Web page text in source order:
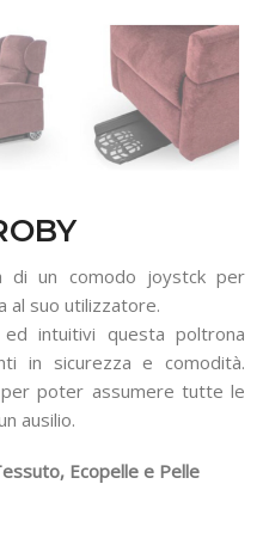
di un comodo joystck per
al suo utilizzatore.
intuitivi questa poltrona
in sicurezza e comodità.
poter assumere tutte le
ausilio.
Ecopelle e Pelle